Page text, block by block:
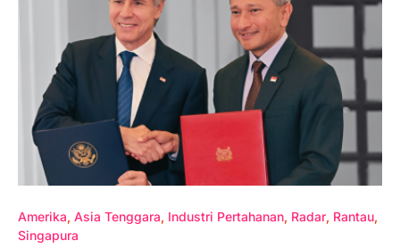
Amerika Asia Tenggara Industri Pertahanan Radar Rantau
Singapura